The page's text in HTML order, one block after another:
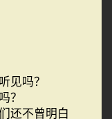
见吗？
？
还不曾明白